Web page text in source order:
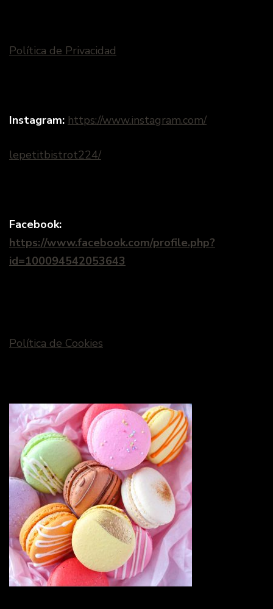
Política de Privacidad
Instagram: https://www.instagram.com/
lepetitbistrot224/
Facebook:
https://www.facebook.com/profile.php?
id=100094542053643
Política de Cookies